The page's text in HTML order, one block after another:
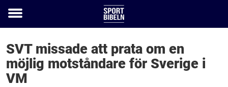
Toggle
SVT missade att prata om en
möjlig motståndare för Sverige i
VM